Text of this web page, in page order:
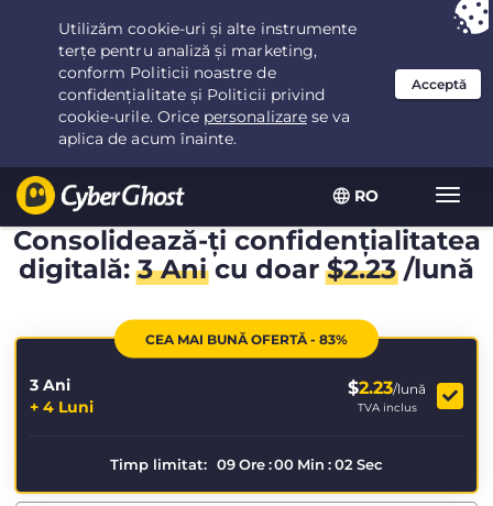
RO
Ai ales:Cea mai bună ofertăpentru 3.3333333333333ani la $
/lună
Consolidează-ți confidențialitatea
digitală:3 Anicu doar$2.23/lună
CEA MAI BUNĂ OFERTĂ - 83%
3 Ani
+ 4 Luni
$2.23/lună
TVA inclus
Timp limitat: 09Ore:00 Min :02 Sec